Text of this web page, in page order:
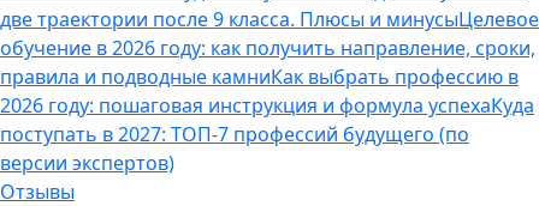
две траектории после 9 класса. Плюсы и минусыЦелевое
обучение в 2026 году: как получить направление, сроки,
правила и подводные камниКак выбрать профессию в
2026 году: пошаговая инструкция и формула успехаКуда
поступать в 2027: ТОП-7 профессий будущего (по
версии экспертов)
Отзывы